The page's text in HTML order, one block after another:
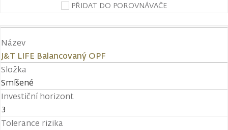
PŘIDAT DO POROVNÁVAČE
Název
J&T LIFE Balancovaný OPF
Složka
Smíšené
Investiční horizont
3
Tolerance rizika